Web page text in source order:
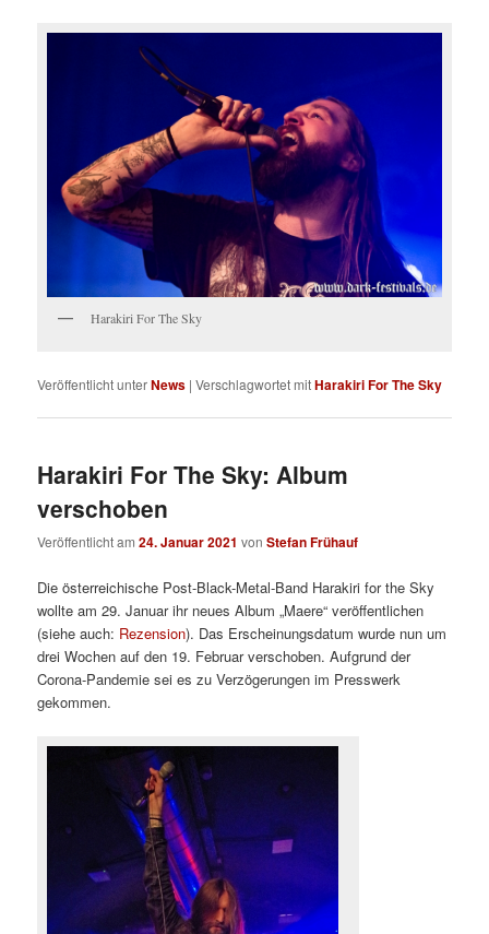
Harakiri For The Sky
Veröffentlicht unterNews |Verschlagwortet mitHarakiri For The Sky
Harakiri For The Sky: Album
verschoben
Veröffentlicht am24. Januar 2021 vonStefan Frühauf
Die österreichische Post-Black-Metal-Band Harakiri for the Sky
wollte am 29. Januar ihr neues Album „Maere“ veröffentlichen
(siehe auch: Rezension). Das Erscheinungsdatum wurde nun um
drei Wochen auf den 19. Februar verschoben. Aufgrund der
Corona-Pandemie sei es zu Verzögerungen im Presswerk
gekommen.